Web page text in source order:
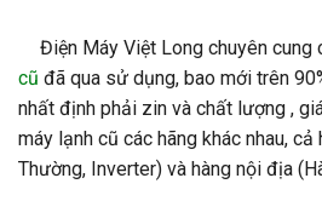
Điện Máy Việt Long chuyên
cũ đã qua sử dụng, bao mới trên
nhất định phải zin và chất lượng ,
máy lạnh cũ các hãng khác nhau,
Thường, Inverter) và hàng nội địa